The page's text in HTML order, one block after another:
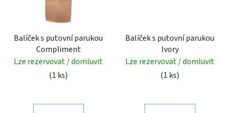
Balíček s putovní parukou
Compliment
Lze rezervovat / domluvit
(1 ks)
Balíček s putovní parukou
Ivory
Lze rezervovat / domluvit
(1 ks)